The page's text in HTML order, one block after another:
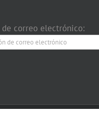
correo electrónico: